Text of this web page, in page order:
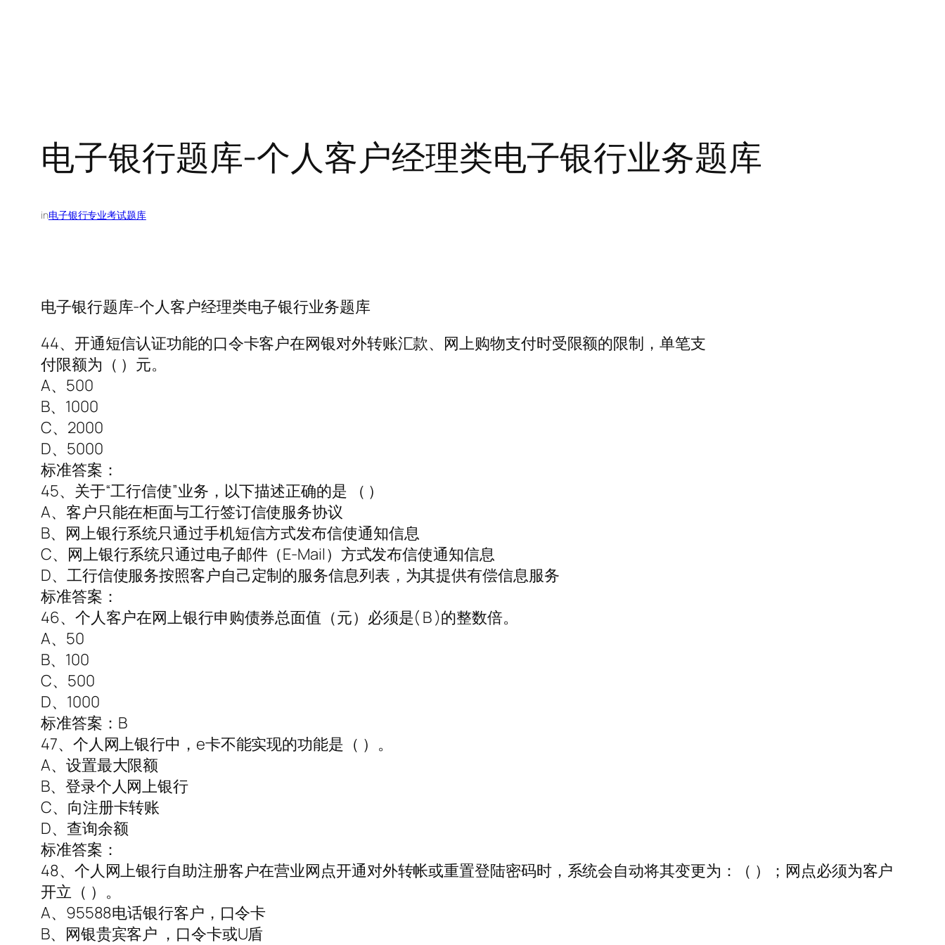
电子银行题库-个人客户经理类电子银行业务题库
in电子银行专业考试题库
电子银行题库-个人客户经理类电子银行业务题库
44、开通短信认证功能的口令卡客户在网银对外转账汇款、网上购物支付时受限额的限制，单笔支
付限额为（ ）元。
A、500
B、1000
C、2000
D、5000
标准答案：
45、关于“工行信使”业务，以下描述正确的是 （ ）
A、客户只能在柜面与工行签订信使服务协议
B、网上银行系统只通过手机短信方式发布信使通知信息
C、网上银行系统只通过电子邮件（E-Mail）方式发布信使通知信息
D、工行信使服务按照客户自己定制的服务信息列表，为其提供有偿信息服务
标准答案：
46、个人客户在网上银行申购债券总面值（元）必须是( B )的整数倍。
A、50
B、100
C、500
D、1000
标准答案：B
47、个人网上银行中，e卡不能实现的功能是（ ）。
A、设置最大限额
B、登录个人网上银行
C、向注册卡转账
D、查询余额
标准答案：
48、个人网上银行自助注册客户在营业网点开通对外转帐或重置登陆密码时，系统会自动将其变更为：（ ）；网点必须为客户
开立（ ）。
A、95588电话银行客户，口令卡
B、网银贵宾客户 ，口令卡或U盾